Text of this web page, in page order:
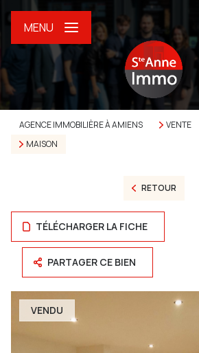
MENU
AGENCE IMMOBILIÈRE À AMIENS VENTE
MAISON
RETOUR
TÉLÉCHARGER LA FICHE
PARTAGER CE BIEN
VENDU